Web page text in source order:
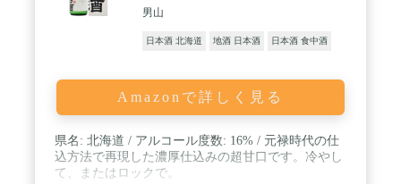
男山
日本酒 北海道 地酒 日本酒 日本酒 食中酒
Amazonで詳しく見る
県名: 北海道 / アルコール度数: 16% / 元禄時代の仕
込方法で再現した濃厚仕込みの超甘口です。冷やし
て、またはロックで。